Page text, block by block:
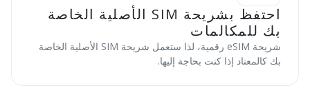
احتفظ بشريحة SIM الأصلية الخاصة
بك للمكالمات
شريحة eSIM رقمية، لذا ستعمل شريحة SIM الأصلية الخاصة
بك كالمعتاد إذا كنت بحاجة إليها.